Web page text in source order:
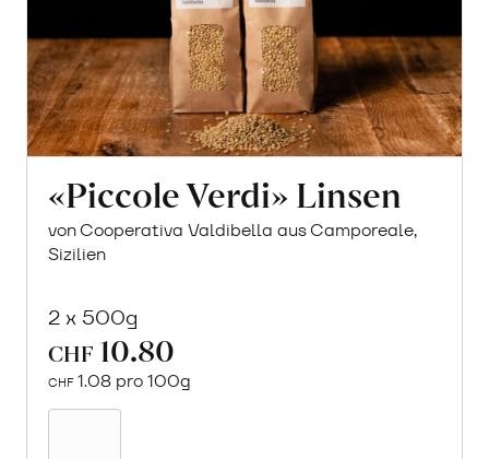
«Piccole Verdi» Linsen
von Cooperativa Valdibella aus Camporeale,
Sizilien
2 x 500g
CHF 10.80
CHF 1.08 pro 100g